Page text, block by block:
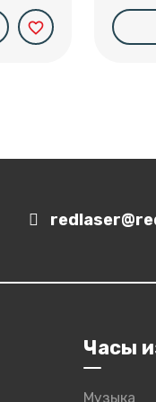
favorite_border
Часы
Музыка